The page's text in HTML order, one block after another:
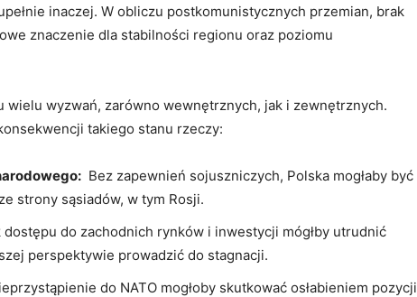
​inaczej. W obliczu postkomunistycznych ⁤przemian, brak
znaczenie dla stabilności regionu oraz⁢ poziomu⁢
wielu wyzwań, zarówno ⁢wewnętrznych, jak i zewnętrznych.
takiego stanu ‍rzeczy:
‍ Bez zapewnień sojuszniczych, Polska mogłaby być
strony sąsiadów, w‍ tym Rosji.
dostępu do zachodnich rynków i‌ inwestycji ‍mógłby utrudnić
perspektywie prowadzić ⁢do stagnacji.
do NATO​ mogłoby‌ skutkować osłabieniem pozycji